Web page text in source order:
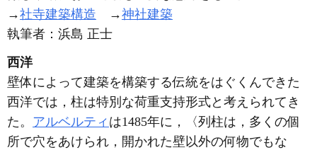
→社寺建築構造 →神社建築
執筆者： 浜島 正士
西洋
壁体によって建築を構築する伝統をはぐくんできた
西洋では，柱は特別な荷重支持形式と考えられてき
た。 アルベルティ は1485年に，〈列柱は，多くの個
所で穴をあけられ，開かれた壁以外の何物でもな